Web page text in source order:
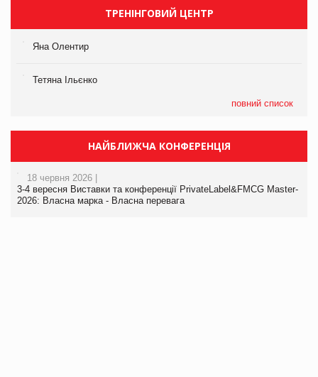
ТРЕНІНГОВИЙ ЦЕНТР
Яна Олентир
Тетяна Ільєнко
повний список
НАЙБЛИЖЧА КОНФЕРЕНЦІЯ
18 червня 2026 |
3-4 вересня Виставки та конференції PrivateLabel&FMCG Master-
2026: Власна марка - Власна перевага